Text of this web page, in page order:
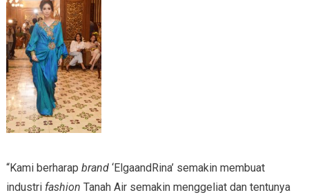
“Kami berharap brand‘ElgaandRina’ semakin membuat
industri fashion Tanah Air semakin menggeliat dan tentunya